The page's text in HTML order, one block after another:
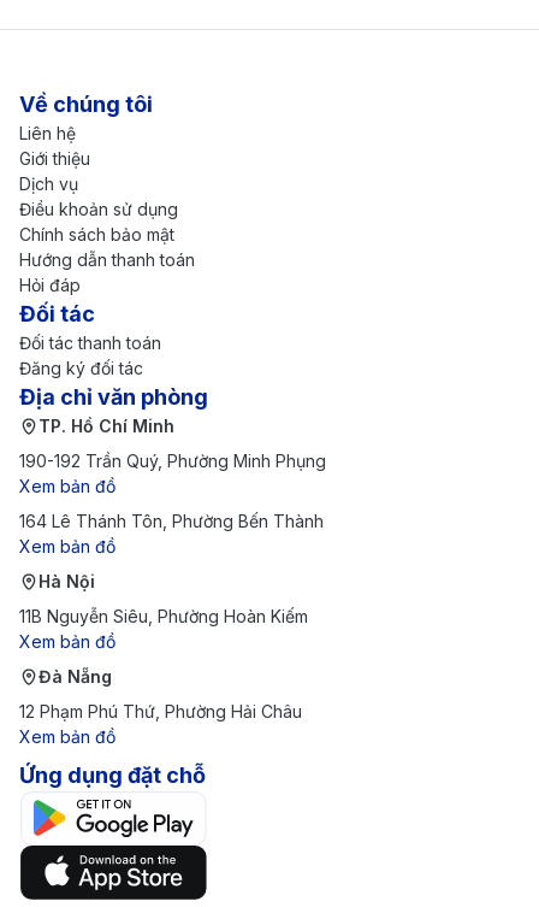
Về chúng tôi
Liên hệ
Giới thiệu
Dịch vụ
Điều khoản sử dụng
Chính sách bảo mật
Hướng dẫn thanh toán
Hỏi đáp
Đối tác
Đối tác thanh toán
Đăng ký đối tác
Địa chỉ văn phòng
TP. Hồ Chí Minh
190-192 Trần Quý, Phường Minh Phụng
Xem bản đồ
164 Lê Thánh Tôn, Phường Bến Thành
Xem bản đồ
Hà Nội
11B Nguyễn Siêu, Phường Hoàn Kiếm
Xem bản đồ
Đà Nẵng
12 Phạm Phú Thứ, Phường Hải Châu
Xem bản đồ
Ứng dụng đặt chỗ